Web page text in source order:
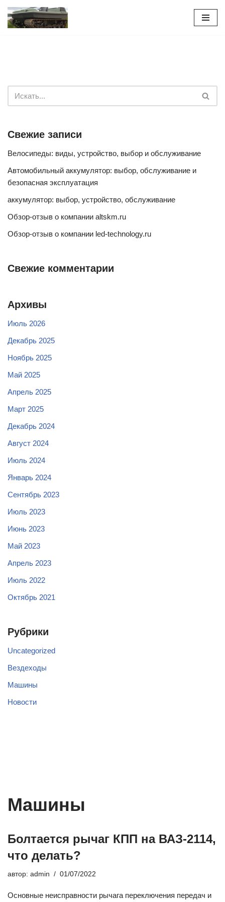
Перейти
Свежие записи
Велосипеды: виды, устройство, выбор и обслуживание
Автомобильный аккумулятор: выбор, обслуживание и
безопасная эксплуатация
аккумулятор: выбор, устройство, обслуживание
Обзор-отзыв о компании altskm.ru
Обзор-отзыв о компании led-technology.ru
Свежие комментарии
Архивы
Июль 2026
Декабрь 2025
Ноябрь 2025
Май 2025
Апрель 2025
Март 2025
Декабрь 2024
Август 2024
Июль 2024
Январь 2024
Сентябрь 2023
Июль 2023
Июнь 2023
Май 2023
Апрель 2023
Июль 2022
Октябрь 2021
Рубрики
Uncategorized
Вездеходы
Машины
Новости
Машины
Болтается рычаг КПП на ВАЗ-2114,
что делать?
автор: admin 01/07/2022
Основные неисправности рычага переключения передач и